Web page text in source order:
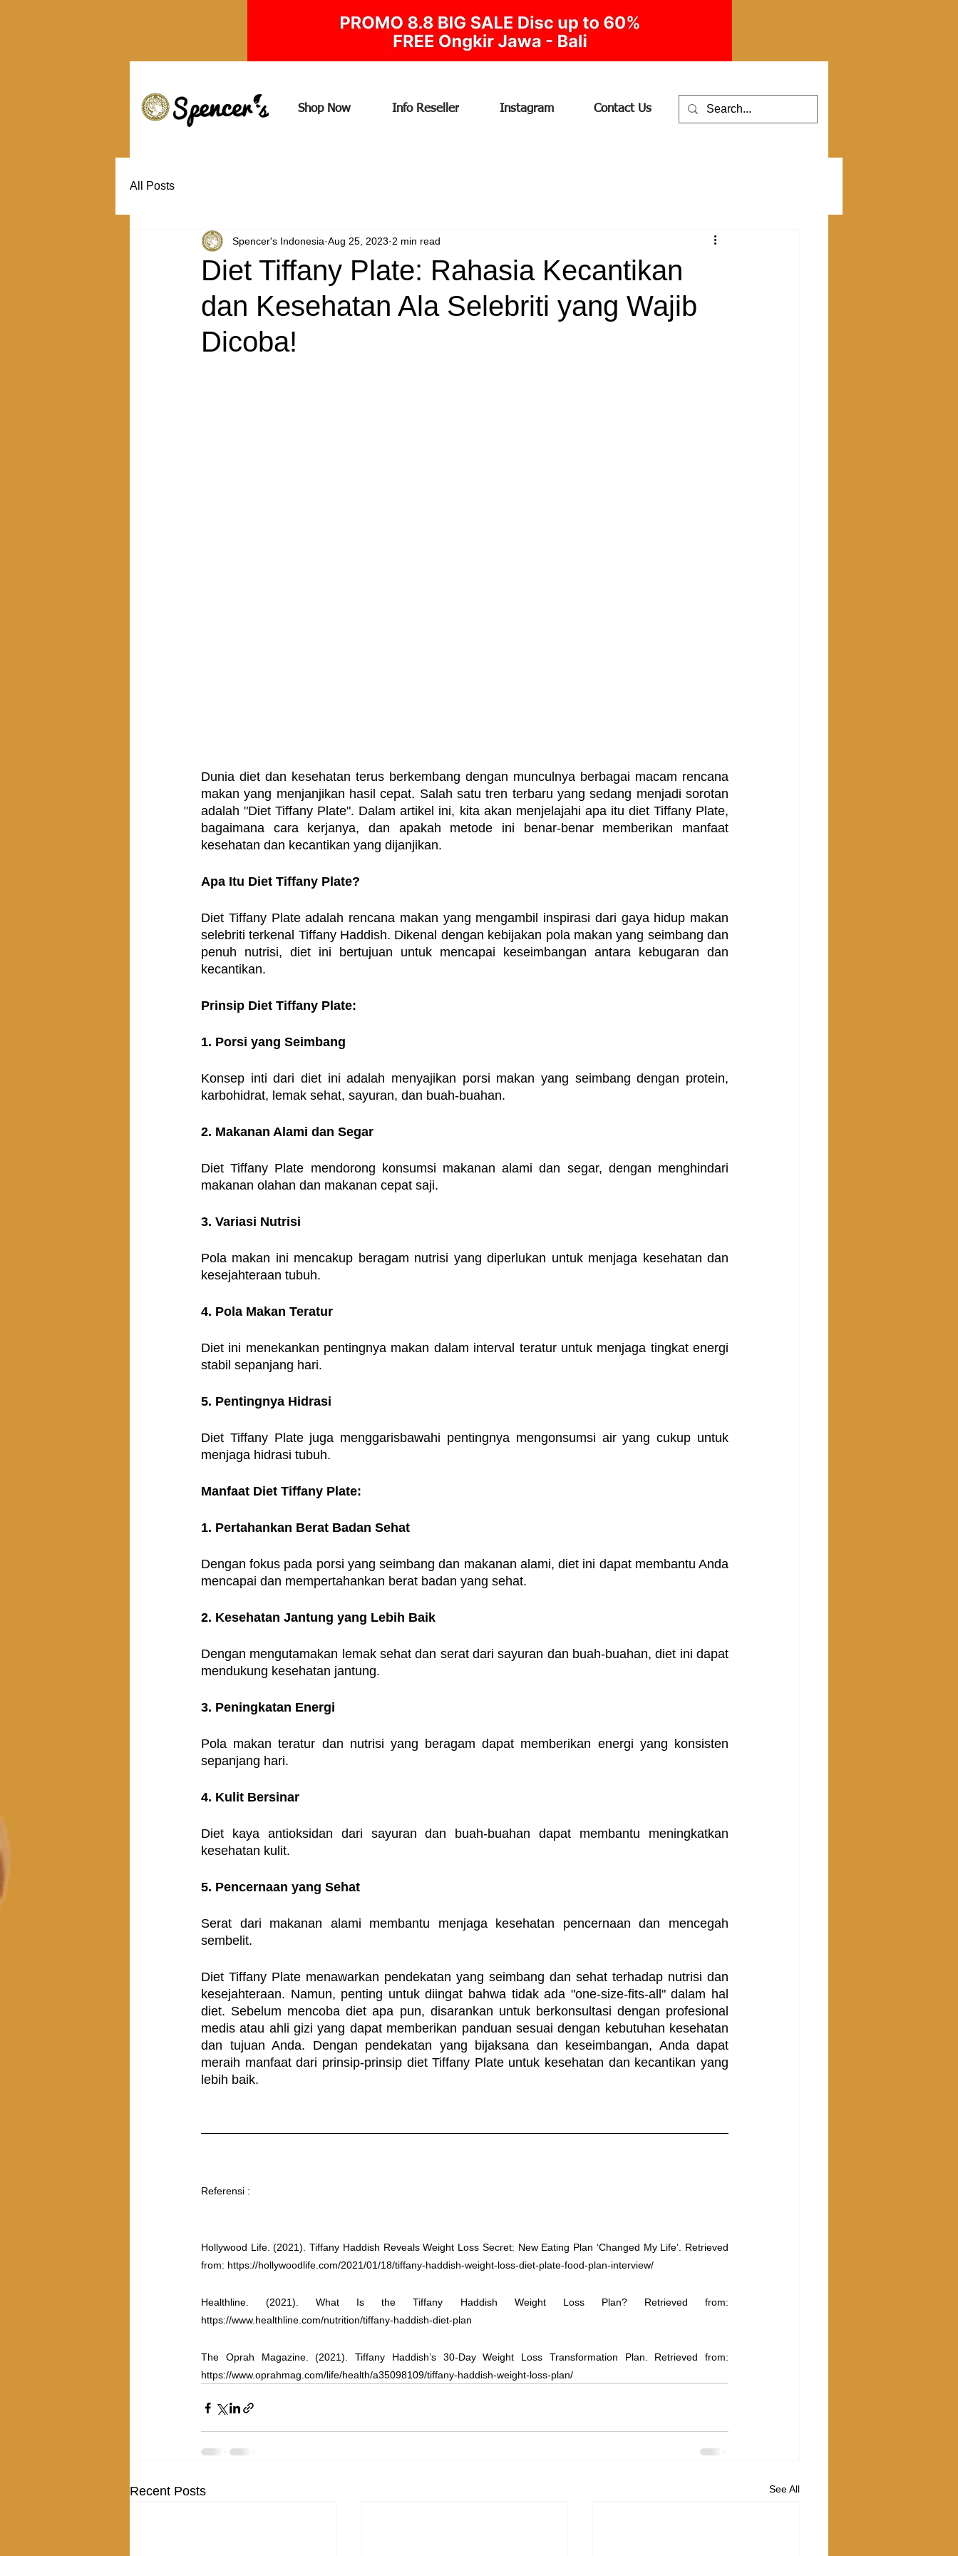
Shop Now Info Reseller Instagram Contact Us
All Posts
Diet Tiffany Plate: Rahasia Kecantikan
dan Kesehatan Ala Selebriti yang Wajib
Dicoba!
Spencer's Indonesia Aug 25, 2023 2 min read
Dunia diet dan kesehatan terus berkembang dengan munculnya berbagai macam rencana
makan yang menjanjikan hasil cepat. Salah satu tren terbaru yang sedang menjadi sorotan
adalah "Diet Tiffany Plate". Dalam artikel ini, kita akan menjelajahi apa itu diet Tiffany Plate,
bagaimana cara kerjanya, dan apakah metode ini benar-benar memberikan manfaat
kesehatan dan kecantikan yang dijanjikan.
Apa Itu Diet Tiffany Plate?
Diet Tiffany Plate adalah rencana makan yang mengambil inspirasi dari gaya hidup makan
selebriti terkenal Tiffany Haddish. Dikenal dengan kebijakan pola makan yang seimbang dan
penuh nutrisi, diet ini bertujuan untuk mencapai keseimbangan antara kebugaran dan
kecantikan.
Prinsip Diet Tiffany Plate:
1. Porsi yang Seimbang
Konsep inti dari diet ini adalah menyajikan porsi makan yang seimbang dengan protein,
karbohidrat, lemak sehat, sayuran, dan buah-buahan.
2. Makanan Alami dan Segar
Diet Tiffany Plate mendorong konsumsi makanan alami dan segar, dengan menghindari
makanan olahan dan makanan cepat saji.
3. Variasi Nutrisi
Pola makan ini mencakup beragam nutrisi yang diperlukan untuk menjaga kesehatan dan
kesejahteraan tubuh.
4. Pola Makan Teratur
Diet ini menekankan pentingnya makan dalam interval teratur untuk menjaga tingkat energi
stabil sepanjang hari.
5. Pentingnya Hidrasi
Diet Tiffany Plate juga menggarisbawahi pentingnya mengonsumsi air yang cukup untuk
menjaga hidrasi tubuh.
Manfaat Diet Tiffany Plate:
1. Pertahankan Berat Badan Sehat
Dengan fokus pada porsi yang seimbang dan makanan alami, diet ini dapat membantu Anda
mencapai dan mempertahankan berat badan yang sehat.
2. Kesehatan Jantung yang Lebih Baik
Dengan mengutamakan lemak sehat dan serat dari sayuran dan buah-buahan, diet ini dapat
mendukung kesehatan jantung.
3. Peningkatan Energi
Pola makan teratur dan nutrisi yang beragam dapat memberikan energi yang konsisten
sepanjang hari.
4. Kulit Bersinar
Diet kaya antioksidan dari sayuran dan buah-buahan dapat membantu meningkatkan
kesehatan kulit.
5. Pencernaan yang Sehat
Serat dari makanan alami membantu menjaga kesehatan pencernaan dan mencegah
sembelit.
Diet Tiffany Plate menawarkan pendekatan yang seimbang dan sehat terhadap nutrisi dan
kesejahteraan. Namun, penting untuk diingat bahwa tidak ada "one-size-fits-all" dalam hal
diet. Sebelum mencoba diet apa pun, disarankan untuk berkonsultasi dengan profesional
medis atau ahli gizi yang dapat memberikan panduan sesuai dengan kebutuhan kesehatan
dan tujuan Anda. Dengan pendekatan yang bijaksana dan keseimbangan, Anda dapat
meraih manfaat dari prinsip-prinsip diet Tiffany Plate untuk kesehatan dan kecantikan yang
lebih baik.
Referensi :
Hollywood Life. (2021). Tiffany Haddish Reveals Weight Loss Secret: New Eating Plan ‘Changed My Life’. Retrieved
from: https://hollywoodlife.com/2021/01/18/tiffany-haddish-weight-loss-diet-plate-food-plan-interview/
Healthline. (2021). What Is the Tiffany Haddish Weight Loss Plan? Retrieved from:
https://www.healthline.com/nutrition/tiffany-haddish-diet-plan
The Oprah Magazine. (2021). Tiffany Haddish’s 30-Day Weight Loss Transformation Plan. Retrieved from:
https://www.oprahmag.com/life/health/a35098109/tiffany-haddish-weight-loss-plan/
Recent Posts See All